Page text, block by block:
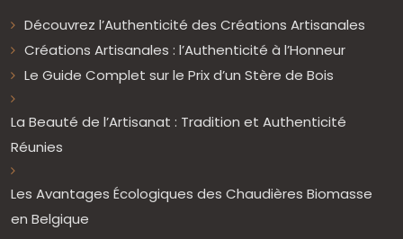
Découvrez l’Authenticité des Créations Artisanales
Créations Artisanales : l’Authenticité à l’Honneur
Le Guide Complet sur le Prix d’un Stère de Bois
La Beauté de l’Artisanat : Tradition et Authenticité
Réunies
Les Avantages Écologiques des Chaudières Biomasse
en Belgique